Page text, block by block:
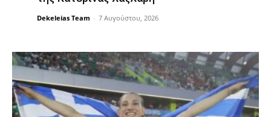
Dekeleias Team - 7 Αυγούστου, 2026